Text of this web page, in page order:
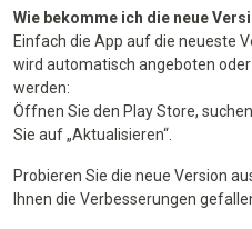
Wie bekomme ich die neue
Einfach die App auf die neueste
wird automatisch angeboten
werden:
Öffnen Sie den Play Store,
Sie auf „Aktualisieren“.
Probieren Sie die neue Version
Ihnen die Verbesserungen